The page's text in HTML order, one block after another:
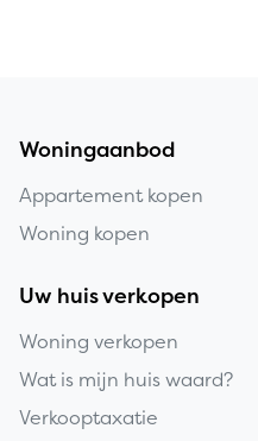
Woningaanbod
Appartement kopen
Woning kopen
Uw huis verkopen
Woning verkopen
Wat is mijn huis waard?
Verkooptaxatie